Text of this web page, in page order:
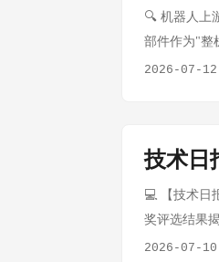
小批量供货
多种方案 ⬆️
智能体手机
高通正通过
这一表态意
联合创始人
🔍 机器人上
部件作为"整
统性跟踪电
波H1业绩超
放 ➡️ 稳健 力
配套需求涌
于20% ⚠️
2026-07-12
技术日
💻 【技术日
奖评选结果
算力系统及
2026-07-10